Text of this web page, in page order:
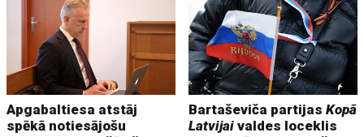
Apgabaltiesa atstāj
spēkā notiesājošu
Bartaševiča partijasKopā
Latvijai valdes loceklis